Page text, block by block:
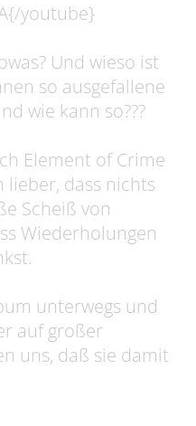
youtube}
Und wieso ist
so ausgefallene
wie kann so???
Element of Crime
lieber, dass nichts
Scheiß von
Wiederholungen
unterwegs und
auf großer
uns, daß sie damit